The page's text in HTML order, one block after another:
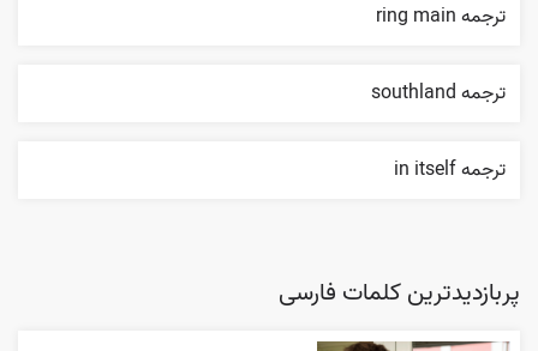
ترجمه ring main
ترجمه southland
ترجمه in itself
پربازدیدترین کلمات فارسی